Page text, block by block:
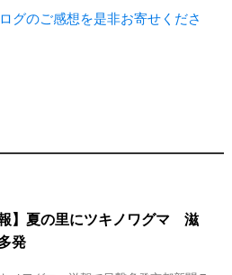
グのご感想を是非お寄せくださ
報】夏の里にツキノワグマ 滋
発